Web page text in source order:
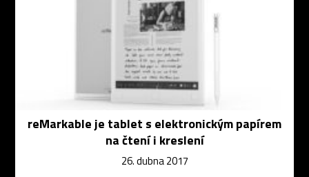
reMarkable je tablet s elektronickým papírem
na čtení i kreslení
26. dubna 2017